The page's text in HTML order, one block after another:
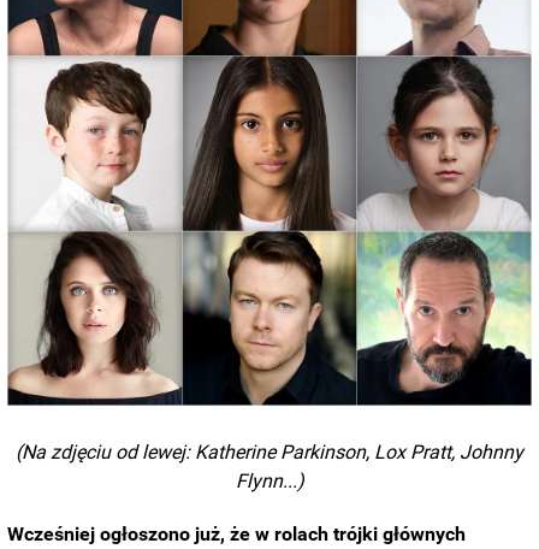
(Na zdjęciu od lewej: Katherine Parkinson, Lox Pratt, Johnny
Flynn...)
Wcześniej ogłoszono już, że w rolach trójki głównych